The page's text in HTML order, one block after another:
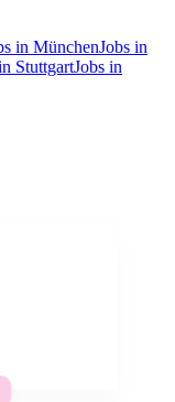
in MünchenJobs in
StuttgartJobs in